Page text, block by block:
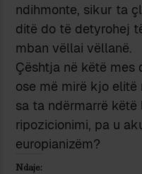
ndihmonte, sikur ta
ditë do të detyrohej
mban vëllai vëllanë.
Çështja në këtë mes
ose më mirë kjo elitë
sa ta ndërmarrë
ripozicionimi, pa u
europianizëm?
Ndaje: